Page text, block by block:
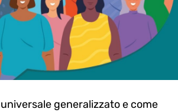
generalizzato e come